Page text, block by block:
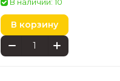
В корзину